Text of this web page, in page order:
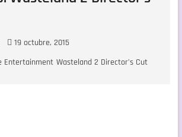
19 octubre, 2015
Entertainment Wasteland 2 Director’s Cut